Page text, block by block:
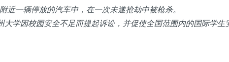
近一辆停放的汽车中，在一次未遂抢劫中被枪杀。
大学因校园安全不足而提起诉讼，并促使全国范围内的国际学生